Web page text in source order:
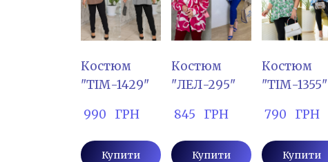
Костюм
"ТІМ-1429"
990   ГРН
Купити
Костюм
"ЛЕЛ-295"
845   ГРН
Купити
Костюм
"ТІМ-1355"
790   ГРН
Купити